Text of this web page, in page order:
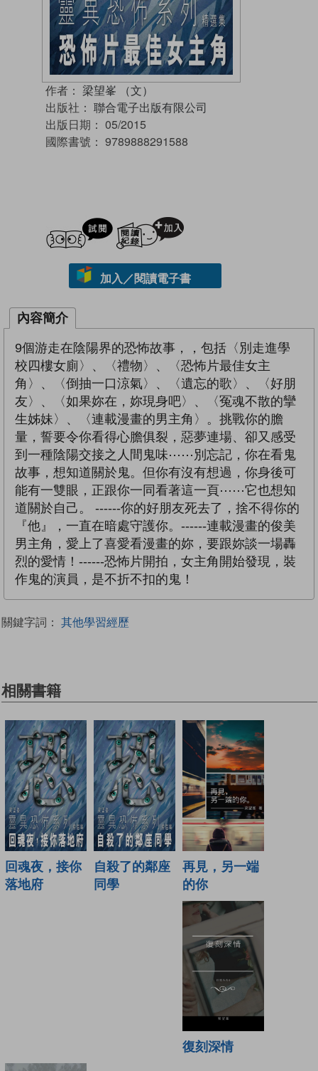
作者： 梁望峯 （文）
出版社： 聯合電子出版有限公司
出版日期： 05/2015
國際書號： 9789888291588
試閲
加入／閱讀電子書
內容簡介
9個游走在陰陽界的恐怖故事，，包括〈別走進學
校四樓女廁〉、〈禮物〉、〈恐怖片最佳女主
角〉、〈倒抽一口涼氣〉、〈遺忘的歌〉、〈好朋
友〉、〈如果妳在，妳現身吧〉、〈冤魂不散的攣
生姊妹〉、〈連載漫畫的男主角〉。挑戰你的膽
量，誓要令你看得心膽俱裂，惡夢連場、卻又感受
到一種陰陽交接之人間鬼味⋯⋯別忘記，你在看鬼
故事，想知道關於鬼。但你有沒有想過，你身後可
能有一雙眼，正跟你一同看著這一頁⋯⋯它也想知
道關於自己。 ------你的好朋友死去了，捨不得你的
『他』，一直在暗處守護你。------連載漫畫的俊美
男主角，愛上了喜愛看漫畫的妳，要跟妳談一場轟
烈的愛情！------恐怖片開拍，女主角開始發現，裝
作鬼的演員，是不折不扣的鬼！
關鍵字詞： 其他學習經歷
相關書籍
回魂夜，接你
落地府
自殺了的鄰座
同學
再見，另一端
的你
復刻深情